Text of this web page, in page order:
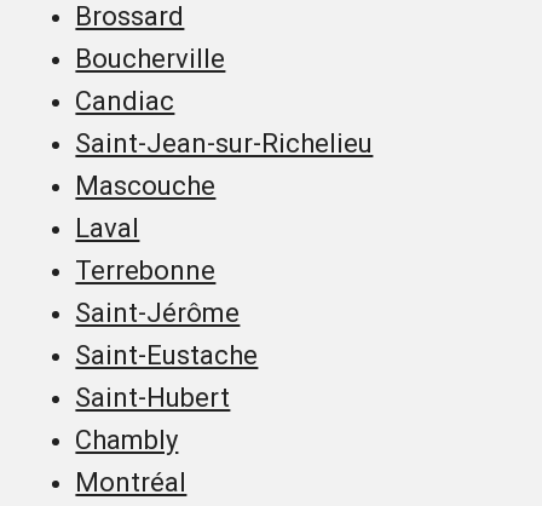
Brossard
Boucherville
Candiac
Saint-Jean-sur-Richelieu
Mascouche
Laval
Terrebonne
Saint-Jérôme
Saint-Eustache
Saint-Hubert
Chambly
Montréal